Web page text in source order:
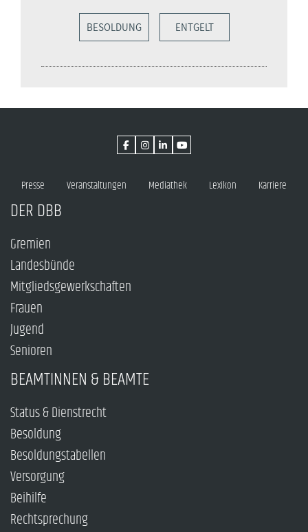
BESOLDUNG ENTGELT
Presse Veranstaltungen Mediathek Lexikon Karriere
DER DBB
Gremien
Landesbünde
Mitgliedsgewerkschaften
Frauen
Jugend
Senioren
BEAMTINNEN & BEAMTE
Status & Dienstrecht
Besoldung
Besoldungstabellen
Versorgung
Beihilfe
Rechtsprechung